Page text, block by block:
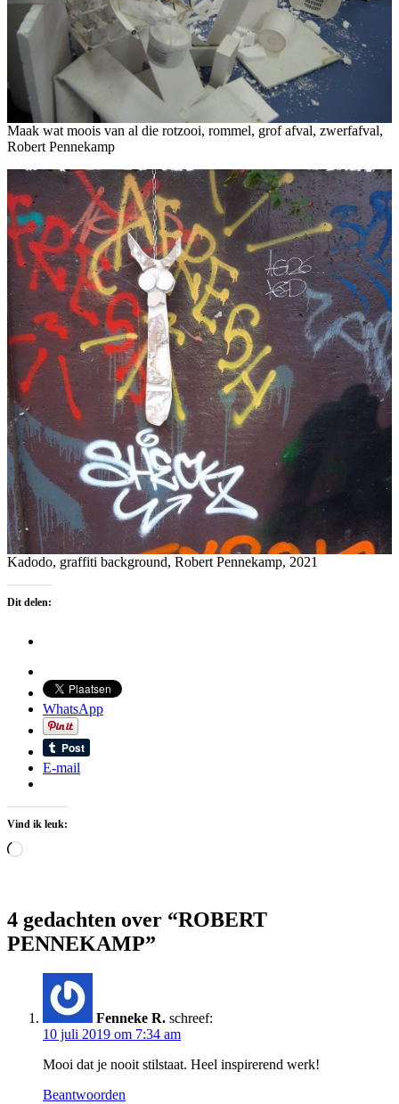
Maak wat moois van al die rotzooi, rommel, grof afval, zwerfafval,
Robert Pennekamp
Kadodo, graffiti background, Robert Pennekamp, 2021
Dit delen:
WhatsApp
E-mail
Vind ik leuk:
Aan
4 gedachten over “ROBERT
PENNEKAMP”
Fenneke R. schreef:
10 juli 2019 om 7:34 am
Mooi dat je nooit stilstaat. Heel inspirerend werk!
Beantwoorden